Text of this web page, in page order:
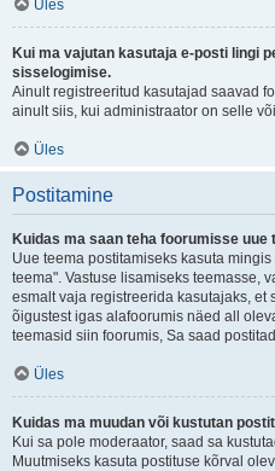
Üles
Kui ma vajutan kasutaja e-posti lingi
sisselogimise.
Ainult registreeritud kasutajad saavad
ainult siis, kui administraator on selle
Üles
Postitamine
Kuidas ma saan teha foorumisse
Uue teema postitamiseks kasuta
teema". Vastuse lisamiseks teemasse,
esmalt vaja registreerida kasutajaks, et
õigustest igas alafoorumis näed all
teemasid siin foorumis, Sa saad
Üles
Kuidas ma muudan või kustutan
Kui sa pole moderaator, saad sa
Muutmiseks kasuta postituse kõrval